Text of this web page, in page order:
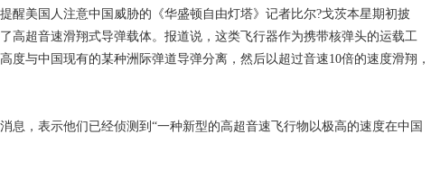
醒美国人注意中国威胁的《华盛顿自由灯塔》记者比尔?戈茨本星期初披
高超音速滑翔式导弹载体。报道说，这类飞行器作为携带核弹头的运载工
度与中国现有的某种洲际弹道导弹分离，然后以超过音速10倍的速度滑翔，
息，表示他们已经侦测到“一种新型的高超音速飞行物以极高的速度在中国